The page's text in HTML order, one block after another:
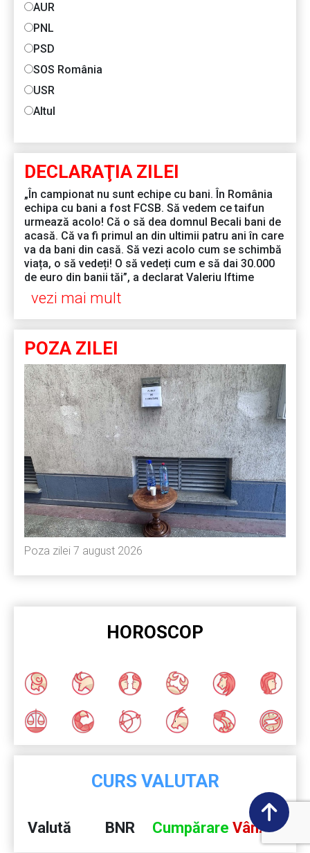
AUR
PNL
PSD
SOS România
USR
Altul
DECLARAŢIA ZILEI
„În campionat nu sunt echipe cu bani. În România
echipa cu bani a fost FCSB. Să vedem ce taifun
urmează acolo! Că o să dea domnul Becali bani de
acasă. Că va fi primul an din ultimii patru ani în care
va da bani din casă. Să vezi acolo cum se schimbă
viața, o să vedeți! O să vedeți cum e să dai 30.000
de euro din banii tăi”, a declarat Valeriu Iftime
vezi mai mult
POZA ZILEI
Poza zilei 7 august 2026
HOROSCOP
CURS VALUTAR
Valută BNR Cumpărare Vânzare